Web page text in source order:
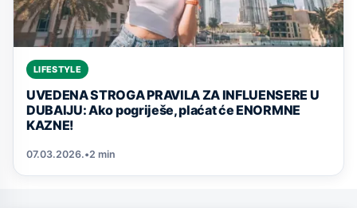
LIFESTYLE
UVEDENA STROGA PRAVILA ZA INFLUENSERE U
DUBAIJU: Ako pogriješe, plaćat će ENORMNE
KAZNE!
07.03.2026.•2 min